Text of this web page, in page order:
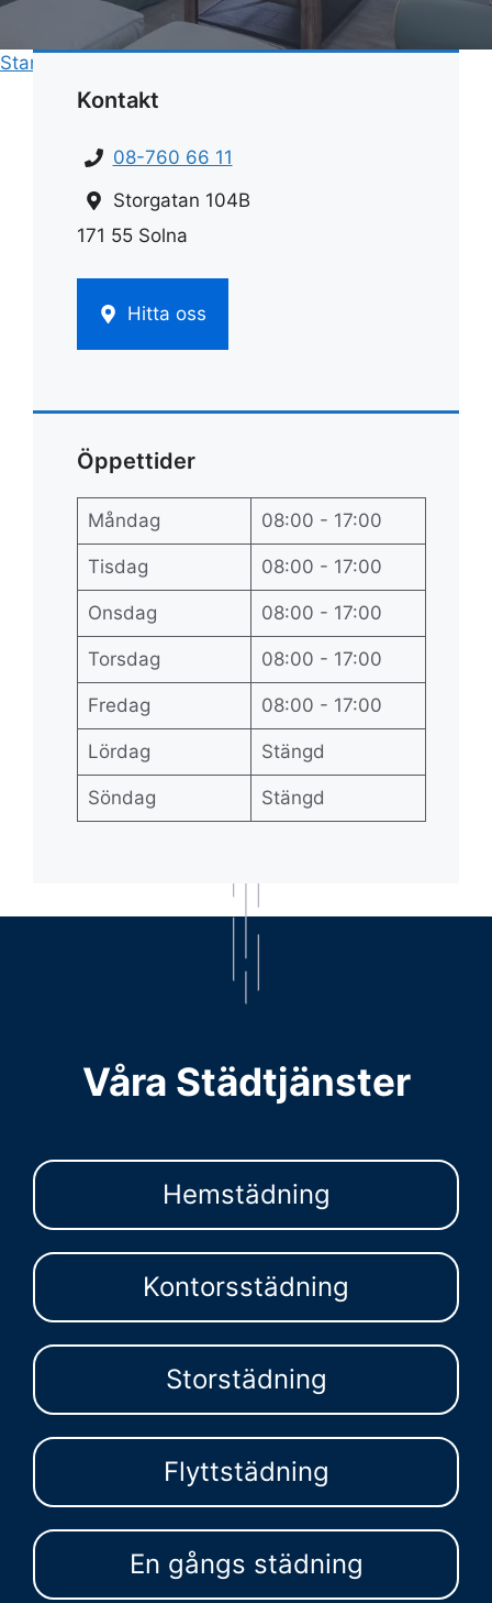
Start
Kontakt
08-760 66 11
Storgatan 104B
171 55 Solna
Hitta oss
Öppettider
Måndag 08:00 - 17:00
Tisdag 08:00 - 17:00
Onsdag 08:00 - 17:00
Torsdag 08:00 - 17:00
Fredag 08:00 - 17:00
Lördag Stängd
Söndag Stängd
Våra Städtjänster
Hemstädning
Kontorsstädning
Storstädning
Flyttstädning
En gångs städning